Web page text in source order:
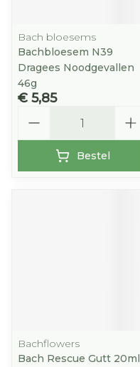
Bach bloesems
Bachbloesem N39
Dragees Noodgevallen
46g
€ 5,85
Bestel
Bachflowers
Bach Rescue Gutt 20ml